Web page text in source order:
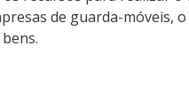
de guarda-móveis,